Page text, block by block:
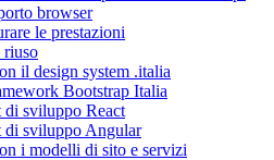
browser
le prestazioni
riuso
il design system .italia
Bootstrap Italia
sviluppo React
sviluppo Angular
i modelli di sito e servizi